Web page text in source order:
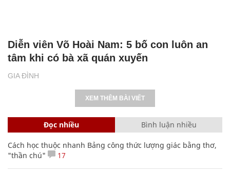
GIA ĐÌNH
Diễn viên Võ Hoài Nam: 5 bố con luôn an
tâm khi có bà xã quán xuyến
XEM THÊM BÀI VIẾT
Đọc nhiều Bình luận nhiều
Cách học thuộc nhanh Bảng công thức lượng giác bằng thơ,
"thần chú"
17